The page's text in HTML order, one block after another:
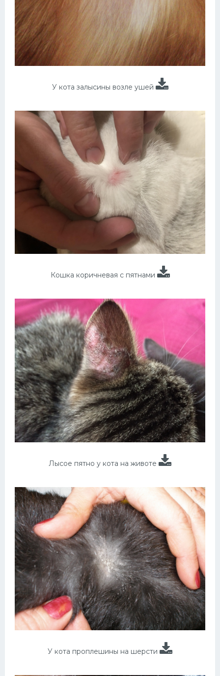
У кота залысины возле ушей
Кошка коричневая с пятнами
Лысое пятно у кота на животе
У кота проплешины на шерсти